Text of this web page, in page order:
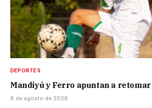
DEPORTES
Mandiyú y Ferro apuntan a
8 de agosto de 2026